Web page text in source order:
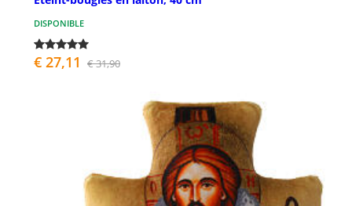
DISPONIBLE
€ 27,11 € 31,90